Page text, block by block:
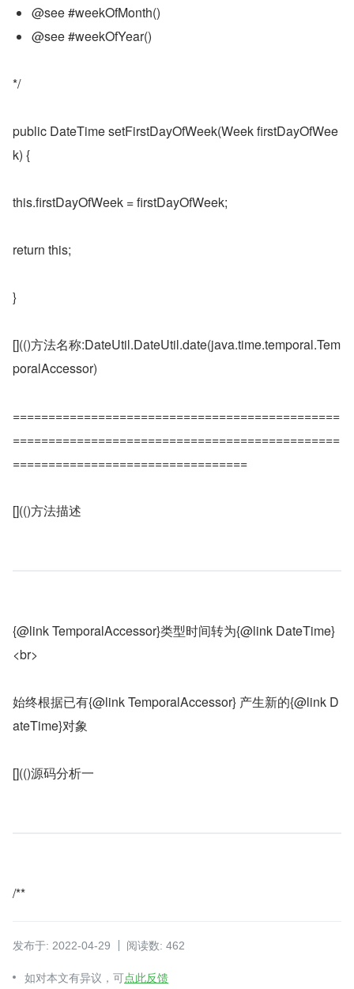
@see #weekOfMonth()
@see #weekOfYear()
*/
public DateTime setFirstDayOfWeek(Week firstDayOfWee
k) {
this.firstDayOfWeek = firstDayOfWeek;
return this;
}
[](()方法名称:DateUtil.DateUtil.date(java.time.temporal.Tem
poralAccessor)
==============================================
==============================================
=================================
[](()方法描述
{@link TemporalAccessor}类型时间转为{@link DateTime}
<br>
始终根据已有{@link TemporalAccessor} 产生新的{@link D
ateTime}对象
[](()源码分析一
/**
发布于: 2022-04-29 阅读数: 462
如对本文有异议，可点此反馈